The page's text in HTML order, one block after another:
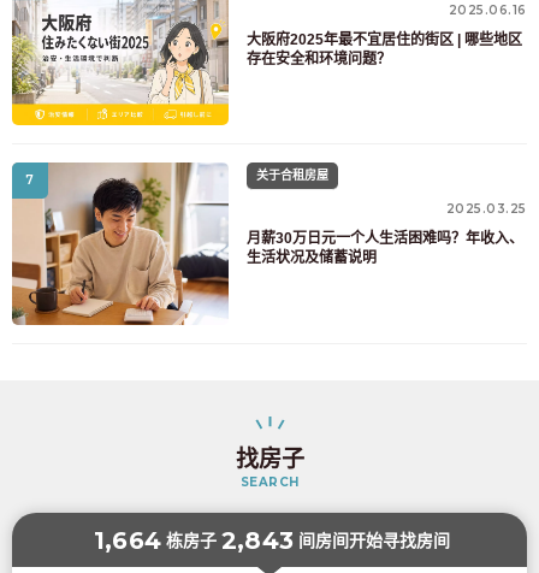
2025.06.16
大阪府2025年最不宜居住的街区 | 哪些地区
存在安全和环境问题？
7 关于合租房屋
2025.03.25
月薪30万日元一个人生活困难吗？年收入、
生活状况及储蓄说明
找房子
SEARCH
1,664 栋房子 2,843 间房间开始寻找房间